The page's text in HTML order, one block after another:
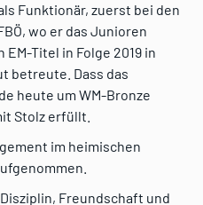
Funktionär, zuerst bei den
wo er das Junioren
Titel in Folge 2019 in
betreute. Dass das
heute um WM-Bronze
Stolz erfüllt.
im heimischen
Freundschaft und